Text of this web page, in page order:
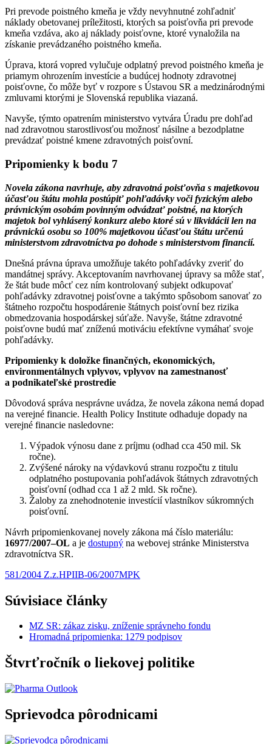
Pri prevode poistného kmeňa je vždy nevyhnutné zohľadniť
náklady obetovanej príležitosti, ktorých sa poisťovňa pri prevode
kmeňa vzdáva, ako aj náklady poisťovne, ktoré vynaložila na
získanie prevádzaného poistného kmeňa.
Úprava, ktorá vopred vylučuje odplatný prevod poistného kmeňa je
priamym ohrozením investície a budúcej hodnoty zdravotnej
poisťovne, čo môže byť v rozpore s Ústavou SR a medzinárodnými
zmluvami ktorými je Slovenská republika viazaná.
Navyše, týmto opatrením ministerstvo vytvára Úradu pre dohľad
nad zdravotnou starostlivosťou možnosť násilne a bezodplatne
prevádzať poistné kmene zdravotných poisťovní.
Pripomienky k bodu 7
Novela zákona navrhuje, aby zdravotná poisťovňa s majetkovou
účasťou štátu mohla postúpiť pohľadávky voči fyzickým alebo
právnickým osobám povinným odvádzať poistné, na ktorých
majetok bol vyhlásený konkurz alebo ktoré sú v likvidácii len na
právnickú osobu so 100% majetkovou účasťou štátu určenú
ministerstvom zdravotníctva po dohode s ministerstvom financií.
Dnešná právna úprava umožňuje takéto pohľadávky zveriť do
mandátnej správy. Akceptovaním navrhovanej úpravy sa môže stať,
že štát bude môcť cez ním kontrolovaný subjekt odkupovať
pohľadávky zdravotnej poisťovne a takýmto spôsobom sanovať zo
štátneho rozpočtu hospodárenie štátnych poisťovní bez rizika
obmedzovania hospodárskej súťaže. Navyše, štátne zdravotné
poisťovne budú mať zníženú motiváciu efektívne vymáhať svoje
pohľadávky.
Pripomienky k doložke finančných, ekonomických,
environmentálnych vplyvov, vplyvov na zamestnanosť
a podnikateľské prostredie
Dôvodová správa nesprávne uvádza, že novela zákona nemá dopad
na verejné financie. Health Policy Institute odhaduje dopady na
verejné financie nasledovne:
Výpadok výnosu dane z príjmu (odhad cca 450 mil. Sk
ročne).
Zvýšené nároky na výdavkovú stranu rozpočtu z titulu
odplatného postupovania pohľadávok štátnych zdravotných
poisťovní (odhad cca 1 až 2 mld. Sk ročne).
Žaloby za znehodnotenie investícií vlastníkov súkromných
poisťovní.
Návrh pripomienkovanej novely zákona má číslo materiálu:
16977/2007–OL a je dostupný na webovej stránke Ministerstva
zdravotníctva SR.
581/2004 Z.z.HPIIB-06/2007MPK
Súvisiace články
MZ SR: zákaz zisku, zníženie správneho fondu
Hromadná pripomienka: 1279 podpisov
Štvrťročník o liekovej politike
Sprievodca pôrodnicami